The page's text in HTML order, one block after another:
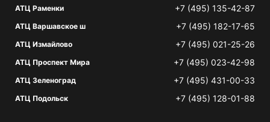
АТЦ Раменки +7 (495) 135-42-87
АТЦ Варшавское ш +7 (495) 182-17-65
АТЦ Измайлово +7 (495) 021-25-26
АТЦ Проспект Мира +7 (495) 023-42-98
АТЦ Зеленоград +7 (495) 431-00-33
АТЦ Подольск +7 (495) 128-01-88